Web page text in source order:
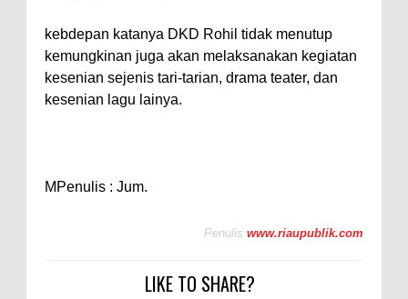
kebdepan katanya DKD Rohil tidak menutup
kemungkinan juga akan melaksanakan kegiatan
kesenian sejenis tari-tarian, drama teater, dan
kesenian lagu lainya.
MPenulis : Jum.
Penulis www.riaupublik.com
LIKE TO SHARE?